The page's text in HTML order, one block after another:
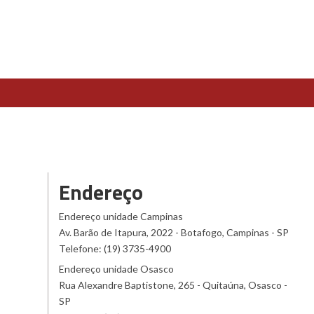
Endereço
Endereço unidade Campinas
Av. Barão de Itapura, 2022 - Botafogo, Campinas - SP
Telefone: (19) 3735-4900
Endereço unidade Osasco
Rua Alexandre Baptistone, 265 - Quitaúna, Osasco -
SP